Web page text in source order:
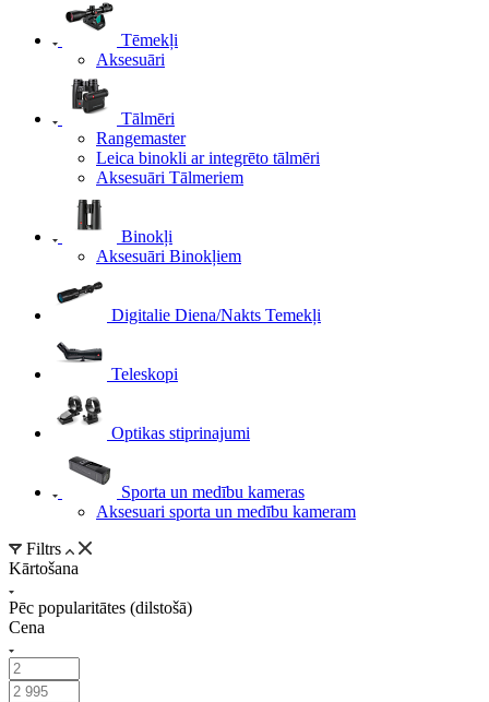
Tēmekļi
Aksesuāri
Tālmēri
Rangemaster
Leica binokli ar integrēto tālmēri
Aksesuāri Tālmeriem
Binokļi
Aksesuāri Binokļiem
Digitalie Diena/Nakts Temekļi
Teleskopi
Optikas stiprinajumi
Sporta un medību kameras
Aksesuari sporta un medību kameram
Filtrs
Kārtošana
Pēc popularitātes (dilstošā)
Cena